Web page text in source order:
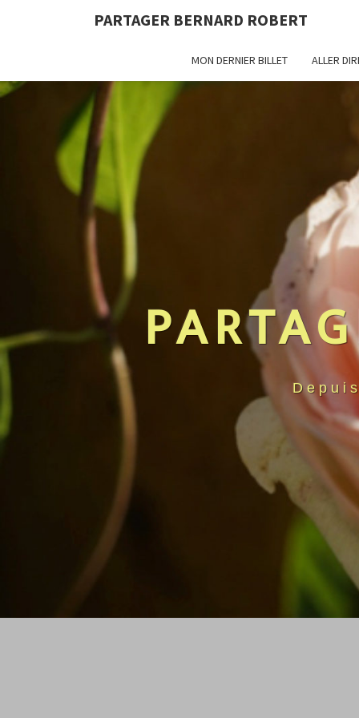
PARTAGER BERNARD ROBERT
MON DERNIER BILLET ALLER